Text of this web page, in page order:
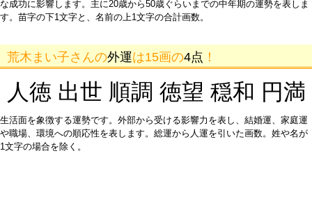
な成功に影響します。主に20歳から50歳ぐらいまでの中年期の運勢を表しま
す。苗字の下1文字と、名前の上1文字の合計画数。
荒木まい子さんの外運は15画の4点 ！
人徳 出世 順調 徳望 穏和 円満
生活面を象徴する運勢です。外部から受ける影響力を表し、結婚運、家庭運
や職場、環境への順応性を表します。総運から人運を引いた画数。姓や名が
1文字の場合を除く。